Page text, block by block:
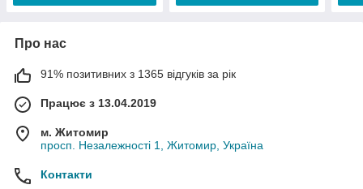
Про нас
91% позитивних з 1365 відгуків за рік
Працює з 13.04.2019
м. Житомир
просп. Незалежності 1, Житомир, Україна
Контакти